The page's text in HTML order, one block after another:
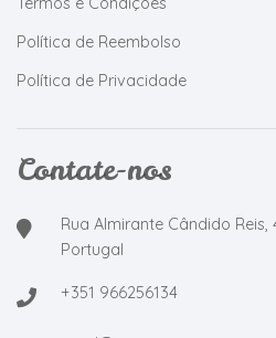
Política de Reembolso
Política de Privacidade
Contate-nos
Rua Almirante Cândido
Portugal
+351 966256134